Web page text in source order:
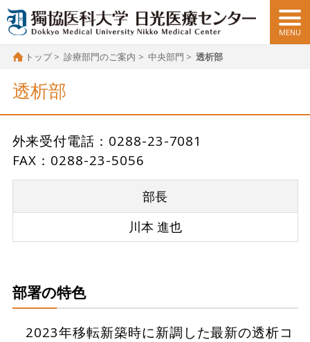
トップ 診療部門のご案内 中央部門 透析部
透析部
外来受付電話：0288-23-7081
FAX：0288-23-5056
部長
川本 進也
部署の特色
2023年移転新築時に新調した最新の透析コ